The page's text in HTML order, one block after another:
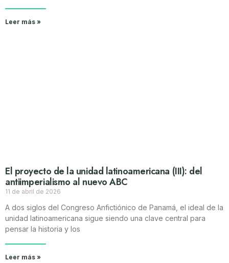
Leer más »
El proyecto de la unidad latinoamericana (III): del
antiimperialismo al nuevo ABC
11 de abril de 2026
A dos siglos del Congreso Anfictiónico de Panamá, el ideal de la
unidad latinoamericana sigue siendo una clave central para
pensar la historia y los
Leer más »